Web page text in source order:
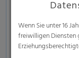
für das
Reifen
Möbel,
Wenn Sie unter 16
freiwilligen Diensten